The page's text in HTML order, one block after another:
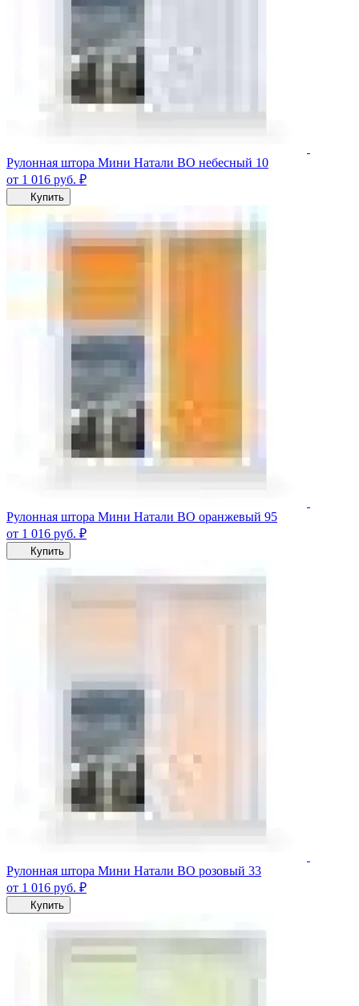
Рулонная штора Мини Натали ВО небесный 10
от 1 016 руб. ₽
Купить
Рулонная штора Мини Натали ВО оранжевый 95
от 1 016 руб. ₽
Купить
Рулонная штора Мини Натали ВО розовый 33
от 1 016 руб. ₽
Купить